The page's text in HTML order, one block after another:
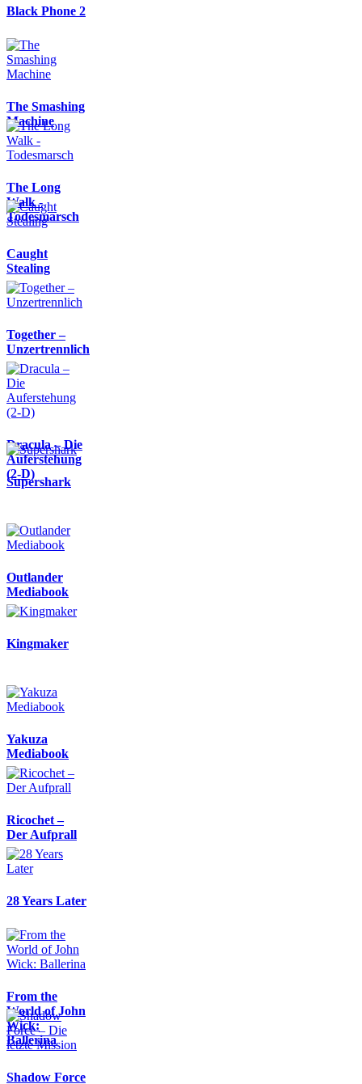
Black Phone 2
The Smashing
Machine
The Long
Walk -
Todesmarsch
Caught
Stealing
Together –
Unzertrennlich
Dracula – Die
Auferstehung
(2-D)
Supershark
Outlander
Mediabook
Kingmaker
Yakuza
Mediabook
Ricochet –
Der Aufprall
28 Years Later
From the
World of John
Wick:
Ballerina
Shadow Force